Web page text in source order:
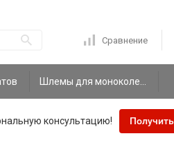
Сравнение
консультацию!